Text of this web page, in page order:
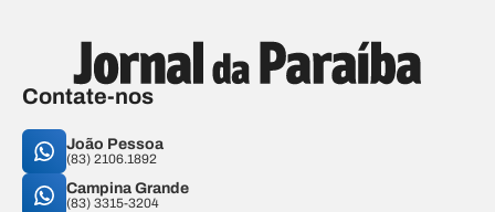
Contate-nos
João Pessoa
(83) 2106.1892
Campina Grande
(83) 3315-3204